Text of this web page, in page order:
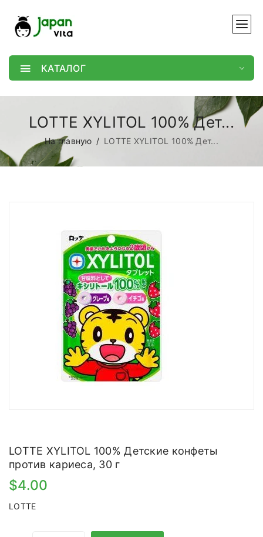
КАТАЛОГ
LOTTE XYLITOL 100% Дет...
На главную LOTTE XYLITOL 100% Дет...
LOTTE XYLITOL 100% Детские конфеты
против кариеса, 30 г
$4.00
LOTTE